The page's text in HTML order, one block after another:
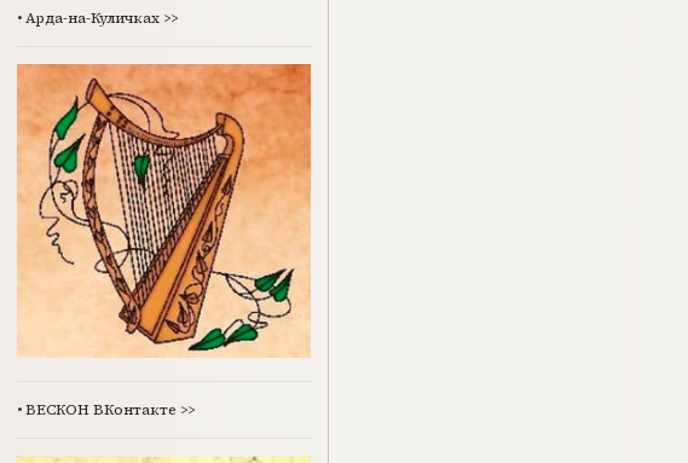
•Арда-на-Куличках >>
•ВЕСКОН ВКонтакте >>